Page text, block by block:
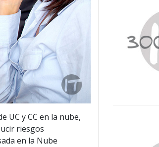
UC y CC en la nube,
riesgos
en la Nube